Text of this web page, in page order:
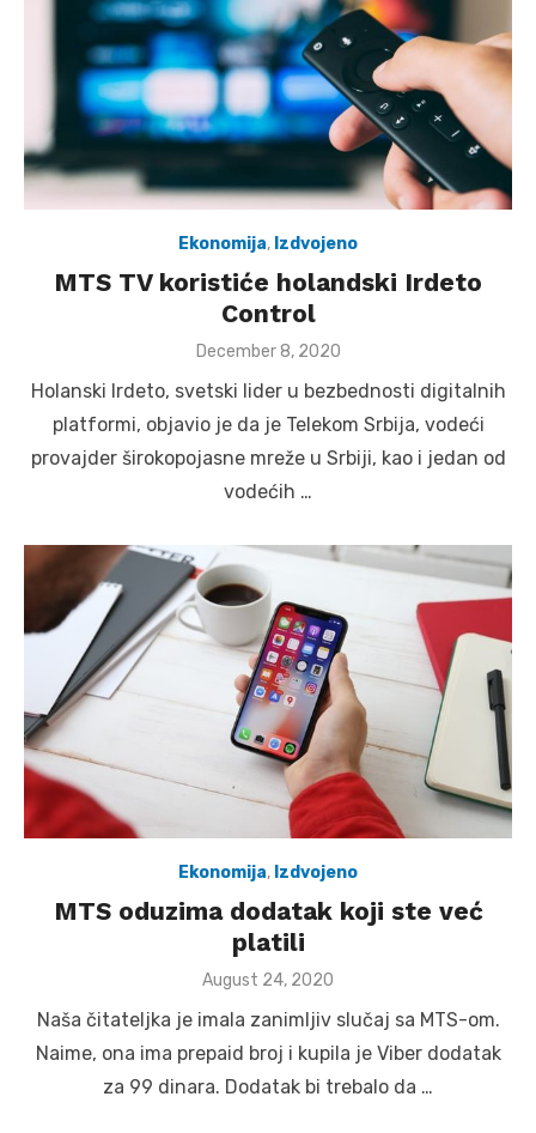
Ekonomija, Izdvojeno
MTS TV koristiće holandski Irdeto
Control
Posted
December 8, 2020
Holanski Irdeto, svetski lider u bezbednosti digitalnih
platformi, objavio je da je Telekom Srbija, vodeći
provajder širokopojasne mreže u Srbiji, kao i jedan od
vodećih …
Ekonomija, Izdvojeno
MTS oduzima dodatak koji ste već
platili
Posted
August 24, 2020
Naša čitateljka je imala zanimljiv slučaj sa MTS-om.
Naime, ona ima prepaid broj i kupila je Viber dodatak
za 99 dinara. Dodatak bi trebalo da …